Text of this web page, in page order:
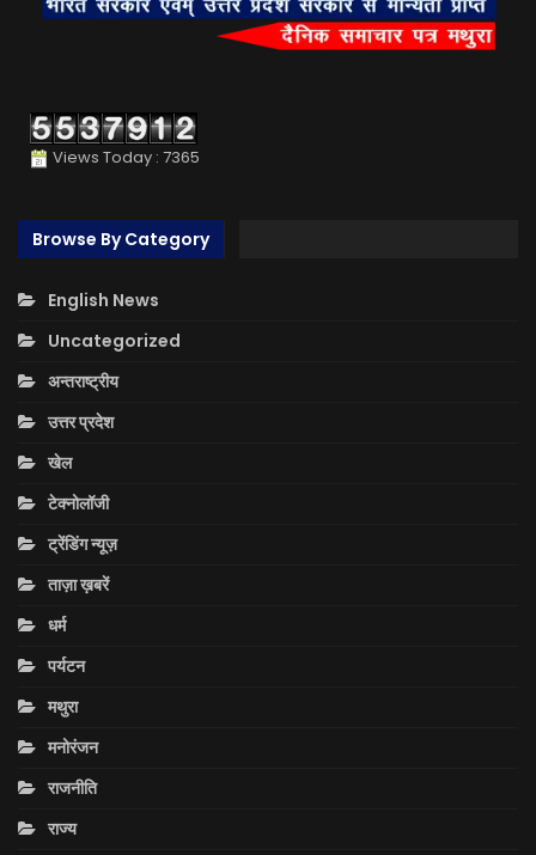
Views Today : 7365
Browse By Category
English News
Uncategorized
अन्तराष्ट्रीय
उत्तर प्रदेश
खेल
टेक्नोलॉजी
ट्रेंडिंग न्यूज़
ताज़ा ख़बरें
धर्म
पर्यटन
मथुरा
मनोरंजन
राजनीति
राज्य